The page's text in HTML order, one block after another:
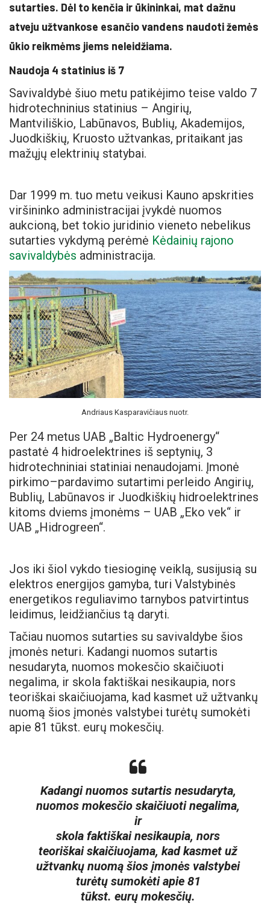
sutarties. Dėl to kenčia ir ūkininkai, mat dažnu
atveju užtvankose esančio vandens naudoti žemės
ūkio reikmėms jiems neleidžiama.
Naudoja 4 statinius iš 7
Savivaldybė šiuo metu patikėjimo teise valdo 7
hidrotechninius statinius – Angirių,
Mantviliškio, Labūnavos, Bublių, Akademijos,
Juodkiškių, Kruosto užtvankas, pritaikant jas
mažųjų elektrinių statybai.
Dar 1999 m. tuo metu veikusi Kauno apskrities
viršininko administracijai įvykdė nuomos
aukcioną, bet tokio juridinio vieneto nebelikus
sutarties vykdymą perėmė Kėdainių rajono
savivaldybės administracija.
Andriaus Kasparavičiaus nuotr.
Per 24 metus UAB „Baltic Hydroenergy“
pastatė 4 hidroelektrines iš septynių, 3
hidrotechniniai statiniai nenaudojami. Įmonė
pirkimo–pardavimo sutartimi perleido Angirių,
Bublių, Labūnavos ir Juodkiškių hidroelektrines
kitoms dviems įmonėms – UAB „Eko vek“ ir
UAB „Hidrogreen“.
Jos iki šiol vykdo tiesioginę veiklą, susijusią su
elektros energijos gamyba, turi Valstybinės
energetikos reguliavimo tarnybos patvirtintus
leidimus, leidžiančius tą daryti.
Tačiau nuomos sutarties su savivaldybe šios
įmonės neturi. Kadangi nuomos sutartis
nesudaryta, nuomos mokesčio skaičiuoti
negalima, ir skola faktiškai nesikaupia, nors
teoriškai skaičiuojama, kad kasmet už užtvankų
nuomą šios įmonės valstybei turėtų sumokėti
apie 81 tūkst. eurų mokesčių.
Kadangi nuomos sutartis nesudaryta,
nuomos mokesčio skaičiuoti negalima,
ir
skola faktiškai nesikaupia, nors
teoriškai skaičiuojama, kad kasmet už
užtvankų nuomą šios įmonės valstybei
turėtų sumokėti apie 81
tūkst. eurų mokesčių.